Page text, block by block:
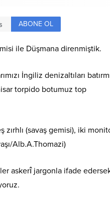
ABONE OL
ile Düşmana direnmiştik.
İngiliz denizaltıları
torpido botumuz top
(savaş gemisi), iki
Alb.A.Thomazi)
askerî jargonla ifade